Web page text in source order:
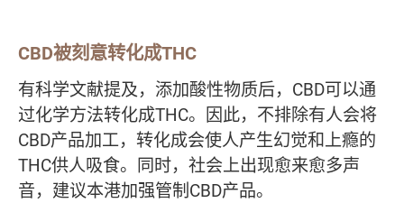
CBD被刻意转化成THC
有科学文献提及，添加酸性物质后，CBD可以通
过化学方法转化成THC。因此，不排除有人会将
CBD产品加工，转化成会使人产生幻觉和上瘾的
THC供人吸食。同时，社会上出现愈来愈多声
音，建议本港加强管制CBD产品。